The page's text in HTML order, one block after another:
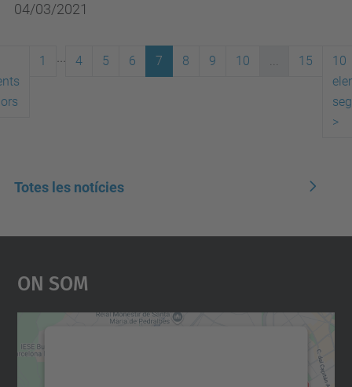
04/03/2021
1 4 5 6 7 8 9 10 ... 15
10
>
Totes les notícies
On Som